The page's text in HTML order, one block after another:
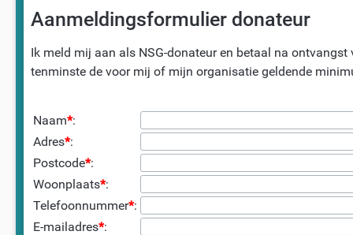
Aanmeldingsformulier donateur
Ik meld mij aan als NSG-donateur en betaal na ontvangst
tenminste de voor mij of mijn organisatie geldende
Naam*:
Adres*:
Postcode*:
Woonplaats*:
Telefoonnummer*:
E-mailadres*: